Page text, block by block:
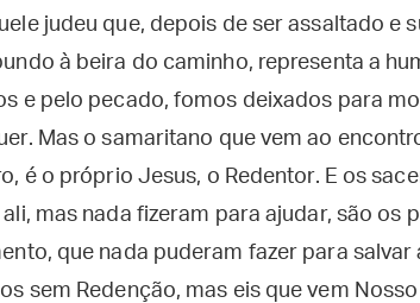
judeu que, depois de ser assaltado e
à beira do caminho, representa a
e pelo pecado, fomos deixados para
Mas o samaritano que vem ao
é o próprio Jesus, o Redentor. E os
mas nada fizeram para ajudar, são os
que nada puderam fazer para salvar
sem Redenção, mas eis que vem